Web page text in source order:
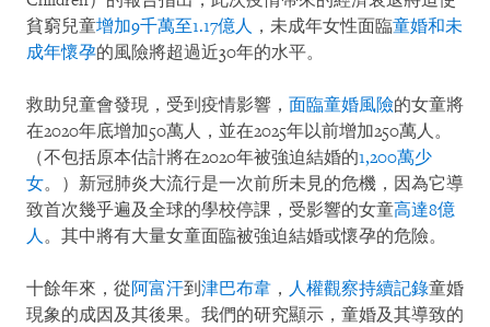
貧窮兒童增加9千萬至1.17億人 ，未成年女性面臨童婚和未
成年懷孕的風險將超過近30年的水平。
救助兒童會發現，受到疫情影響， 面臨童婚風險的女童將
在2020年底增加50萬人，並在2025年以前增加250萬人。
（不包括原本估計將在2020年被強迫結婚的1,200萬少
女。）新冠肺炎大流行是一次前所未見的危機，因為它導
致首次幾乎遍及全球的學校停課，受影響的女童高達8億
人。其中將有大量女童面臨被強迫結婚或懷孕的危險。
十餘年來，從阿富汗到 津巴布韋 ， 人權觀察持續記錄童婚
現象的成因及其後果。我們的研究顯示，童婚及其導致的